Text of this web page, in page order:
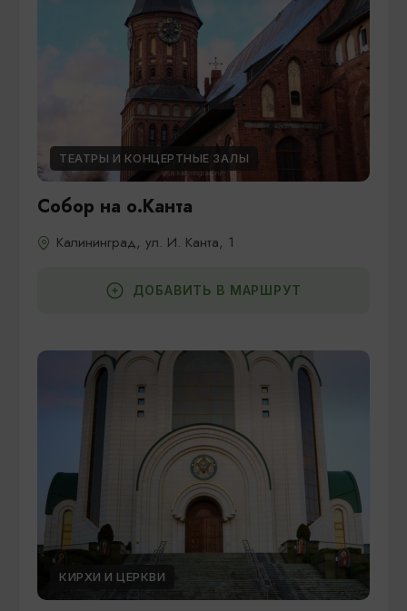
ТЕАТРЫ И КОНЦЕРТНЫЕ ЗАЛЫ
Собор на о.Канта
Калининград, ул. И. Канта, 1
ДОБАВИТЬ В МАРШРУТ
КИРХИ И ЦЕРКВИ